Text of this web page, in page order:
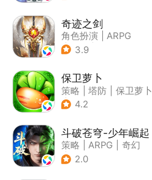
奇迹之剑
角色扮演
ARPG
| 传奇
3.9
保卫萝卜
策略 塔防
保卫萝卜
| 卡通
4.2
斗破苍穹-少年崛起
策略 ARPG
奇幻
| 斗破苍穹
2.0